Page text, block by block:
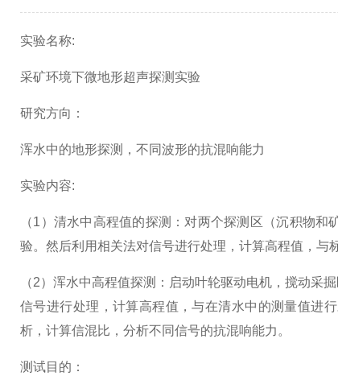
实验名称:
采矿环境下微地形超声探测实验
研究方向：
浑水中的地形探测，不同波形的抗混响能力
实验内容:
（1）清水中高程值的探测：对两个探测区（沉积物
验。然后利用相关法对信号进行处理，计算高程值，与
（2）浑水中高程值探测：启动叶轮驱动电机，搅动采
信号进行处理，计算高程值，与在清水中的测量值进
析，计算信混比，分析不同信号的抗混响能力。
测试目的：